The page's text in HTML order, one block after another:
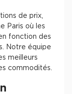
de prix,
Paris où les
fonction des
Notre équipe
meilleurs
commodités.